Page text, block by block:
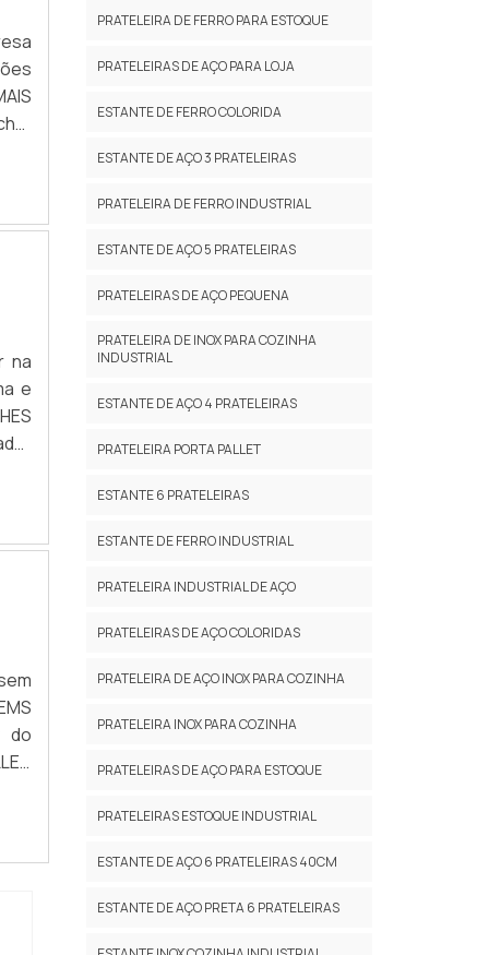
de
na
e
por
à
do
PRATELEIRA DE FERRO PARA ESTOQUE
PRATELEIRAS DE AÇO PARA LOJA
ESTANTE DE FERRO COLORIDA
ESTANTE DE AÇO 3 PRATELEIRAS
PRATELEIRA DE FERRO INDUSTRIAL
ESTANTE DE AÇO 5 PRATELEIRAS
PRATELEIRAS DE AÇO PEQUENA
PRATELEIRA DE INOX PARA COZINHA
INDUSTRIAL
ESTANTE DE AÇO 4 PRATELEIRAS
PRATELEIRA PORTA PALLET
ESTANTE 6 PRATELEIRAS
ESTANTE DE FERRO INDUSTRIAL
PRATELEIRA INDUSTRIAL DE AÇO
PRATELEIRAS DE AÇO COLORIDAS
PRATELEIRA DE AÇO INOX PARA COZINHA
PRATELEIRA INOX PARA COZINHA
PRATELEIRAS DE AÇO PARA ESTOQUE
PRATELEIRAS ESTOQUE INDUSTRIAL
ESTANTE DE AÇO 6 PRATELEIRAS 40CM
ESTANTE DE AÇO PRETA 6 PRATELEIRAS